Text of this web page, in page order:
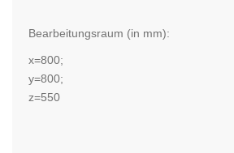
Bearbeitungsraum (in mm):
x=800;
y=800;
z=550